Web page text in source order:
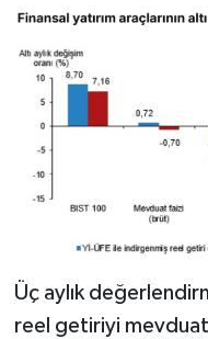
Üç aylık
reel getiriyi